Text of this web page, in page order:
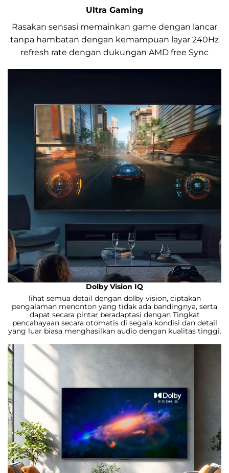
Ultra Gaming
Rasakan sensasi memainkan game dengan lancar
tanpa hambatan dengan kemampuan layar 240Hz
refresh rate dengan dukungan AMD free Sync
Dolby Vision IQ
lihat semua detail dengan dolby vision, ciptakan
pengalaman menonton yang tidak ada bandingnya, serta
dapat secara pintar beradaptasi dengan Tingkat
pencahayaan secara otomatis di segala kondisi dan detail
yang luar biasa menghasilkan audio dengan kualitas tinggi.